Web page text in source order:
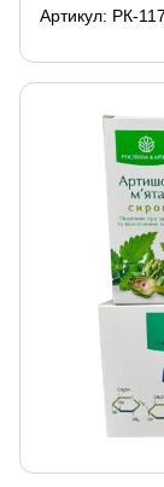
Артикул: РК-117